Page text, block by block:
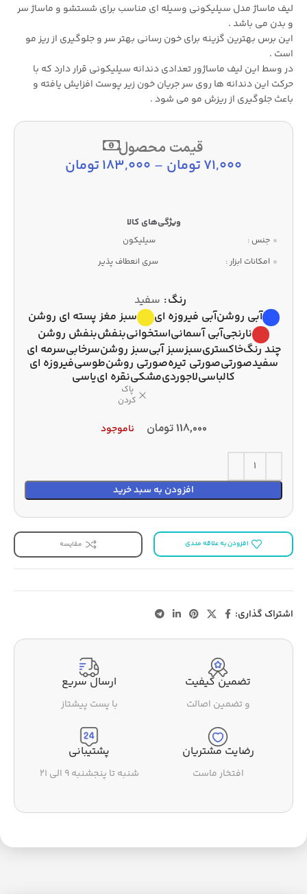
لیف ماساژ مدل سیلیکونی وسیله ای مناسب برای شستشو و ماساژ سر
و بدن می باشد .
این برس بهترین گزینه برای خون رسانی بهتر سر و جلوگیری از ریز مو
است .
در وسط این لیف ماساژور تعدادی دندانه سیلیکونی قرار دارد که با
حرکت این دندانه ها روی سر جریان خون زیر پوست افزایش یافته و
باعث جلوگیری از ریزش مو می شود .
قیمت محصول
71,000تومان –
183,000تومان
جنس :
سیلیکون
امکانات ابزار :
سری انعطاف پذیر
رنگ سفید
آبی روشنآبی فیروزه ای
سبز مغز پسته ای روشن
نارنجیآبی آسمانیاستخوانیبنفشبنفش روشن
چند رنگخاکستریسبزسبز آبیسبز روشنسرخابیسرمه ای
سفیدصورتیصورتی تیرهصورتی روشنطوسیفیروزه ای
کالباسیلاجوردیمشکینقره اییاسی
پاک
کردن
118,000تومان ناموجود
افزودن به سبد خرید
افزودن به علاقه مندی مقایسه
اشتراک گذاری:
تضمین کیفیت
و تضمین اصالت
ارسال سریع
با پست پیشتاز
رضایت مشتریان
افتخار ماست
پشتیبانی
شنبه تا پنجشنبه ۹ الی ۲۱